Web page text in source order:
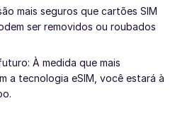
mais seguros que cartões SIM
ser removidos ou roubados
À medida que mais
a tecnologia eSIM, você estará à